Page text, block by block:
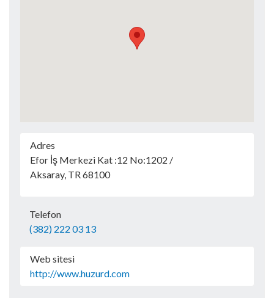
Adres
Efor İş Merkezi Kat :12 No:1202 /
Aksaray, TR 68100
Telefon
(382) 222 03 13
Web sitesi
http://www.huzurd.com